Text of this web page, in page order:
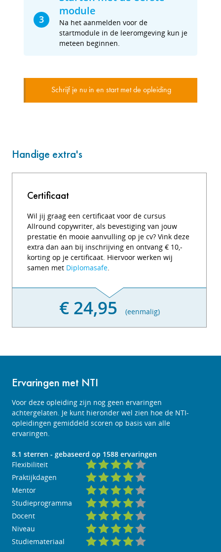
3
module
Na het aanmelden voor de
startmodule in de leeromgeving kun je
meteen beginnen.
Schrijf je nu in en start met de opleiding
Handige extra's
Certificaat
Wil jij graag een certificaat voor de cursus
Allround copywriter, als bevestiging van jouw
prestatie én mooie aanvulling op je cv? Vink deze
extra dan aan bij inschrijving en ontvang € 10,-
korting op je certificaat. Hiervoor werken wij
samen met Diplomasafe.
€ 24,95 (eenmalig)
Ervaringen met NTI
Voor deze opleiding zijn nog geen ervaringen
achtergelaten. Je kunt hieronder wel zien hoe de NTI-
opleidingen gemiddeld scoren op basis van alle
ervaringen.
8.1 sterren - gebaseerd op 1588 ervaringen
Flexibiliteit
Praktijkdagen
Mentor
Studieprogramma
Docent
Niveau
Studiemateriaal